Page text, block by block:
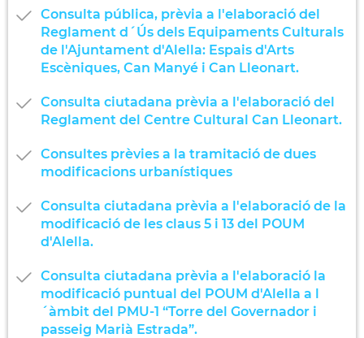
Consulta pública, prèvia a l'elaboració del
Reglament d´Ús dels Equipaments Culturals
de l'Ajuntament d'Alella: Espais d'Arts
Escèniques, Can Manyé i Can Lleonart.
Consulta ciutadana prèvia a l'elaboració del
Reglament del Centre Cultural Can Lleonart.
Consultes prèvies a la tramitació de dues
modificacions urbanístiques
Consulta ciutadana prèvia a l'elaboració de la
modificació de les claus 5 i 13 del POUM
d'Alella.
Consulta ciutadana prèvia a l'elaboració la
modificació puntual del POUM d'Alella a l
´àmbit del PMU-1 “Torre del Governador i
passeig Marià Estrada”.